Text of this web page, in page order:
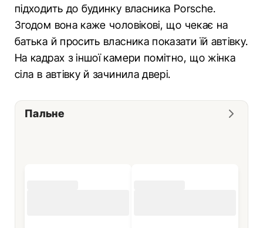
підходить до будинку власника Porsche.
Згодом вона каже чоловікові, що чекає на
батька й просить власника показати їй автівку.
На кадрах з іншої камери помітно, що жінка
сіла в автівку й зачинила двері.
Пальне